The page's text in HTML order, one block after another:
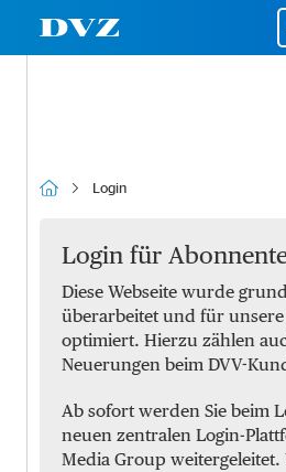
Login
Login für
Diese Webseite wurde
überarbeitet und für
optimiert. Hierzu zählen
Neuerungen beim DVV-
Ab sofort werden Sie beim
neuen zentralen Login-
Media Group weitergeleitet.